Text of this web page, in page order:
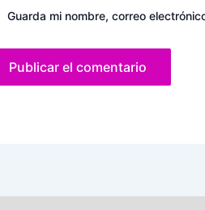
Guarda mi nombre, correo